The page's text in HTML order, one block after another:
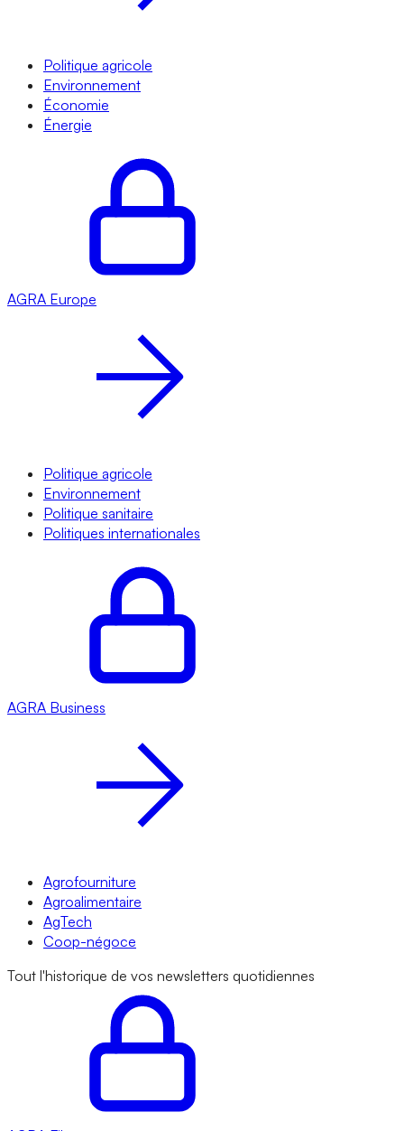
Politique agricole
Environnement
Économie
Énergie
AGRA Europe
Politique agricole
Environnement
Politique sanitaire
Politiques internationales
AGRA Business
Agrofourniture
Agroalimentaire
AgTech
Coop-négoce
Tout l'historique de vos newsletters quotidiennes